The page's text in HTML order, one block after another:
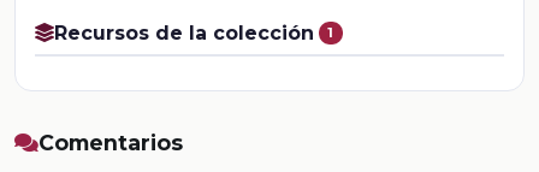
Recursos de la colección 1
Comentarios